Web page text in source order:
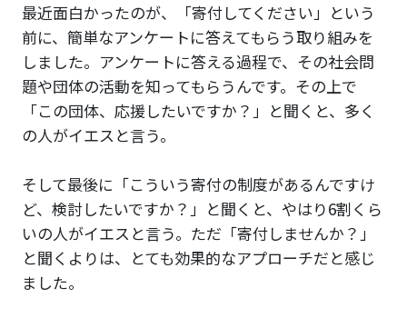
最近面白かったのが、「寄付してください」という
前に、簡単なアンケートに答えてもらう取り組みを
しました。アンケートに答える過程で、その社会問
題や団体の活動を知ってもらうんです。その上で
「この団体、応援したいですか？」と聞くと、多く
の人がイエスと言う。
そして最後に「こういう寄付の制度があるんですけ
ど、検討したいですか？」と聞くと、やはり6割くら
いの人がイエスと言う。ただ「寄付しませんか？」
と聞くよりは、とても効果的なアプローチだと感じ
ました。